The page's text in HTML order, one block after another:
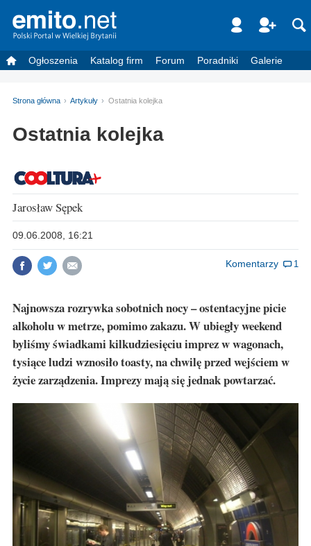
Ogłoszenia Katalog firm Forum Poradniki Galerie
Strona główna Artykuły Ostatnia kolejka
Ostatnia kolejka
Jarosław Sępek
09.06.2008, 16:21
Komentarzy 1
Najnowsza rozrywka sobotnich nocy – ostentacyjne picie
alkoholu w metrze, pomimo zakazu. W ubiegły weekend
byliśmy świadkami kilkudziesięciu imprez w wagonach,
tysiące ludzi wznosiło toasty, na chwilę przed wejściem w
życie zarządzenia. Imprezy mają się jednak powtarzać.